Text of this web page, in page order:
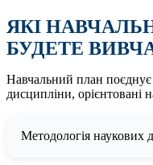
ЯКІ
БУДЕТЕ
Навчальний план поєднує
дисципліни, орієнтовані
Методологія наукових